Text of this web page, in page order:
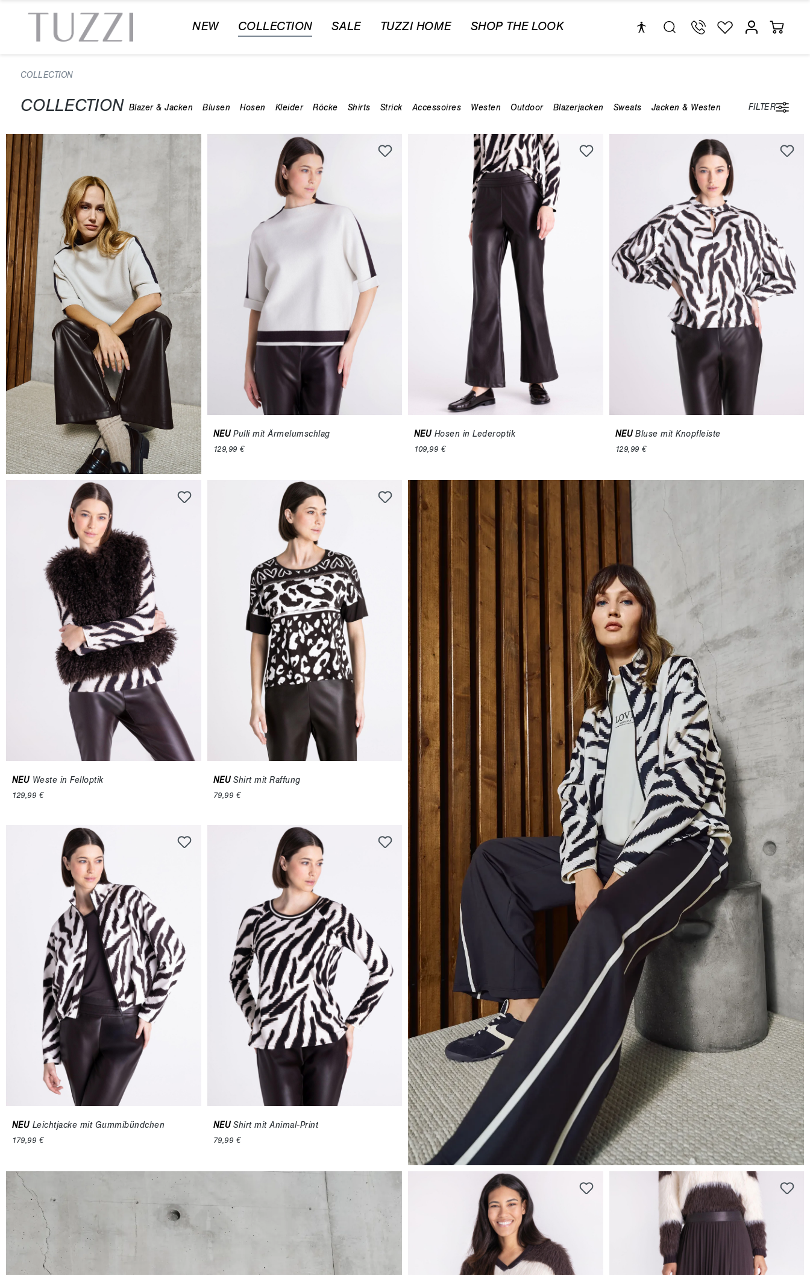
NEW COLLECTION SALE TUZZI HOME SHOP THE LOOK
COLLECTION
COLLECTION Blazer & Jacken Blusen Hosen Kleider Röcke Shirts Strick Accessoires Westen Outdoor Blazerjacken Sweats Jacken & Westen FILTER
NEU Pulli mit Ärmelumschlag
129,99 €
NEU Hosen in Lederoptik
109,99 €
NEU Bluse mit Knopfleiste
129,99 €
NEU Weste in Felloptik
129,99 €
NEU Shirt mit Raffung
79,99 €
NEU Leichtjacke mit Gummibündchen
179,99 €
NEU Shirt mit Animal-Print
79,99 €